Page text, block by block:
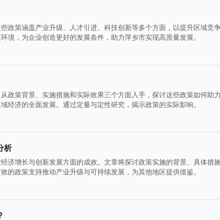
政策涵盖产业升级、人才引进、科技创新等多个方面，以提升区域竞
，为企业创造更好的发展条件，助力萍乡市实现高质量发展。
政策背景、实施措施和实际效果三个方面入手，探讨这些政策如何助
济的全面发展。通过定量与定性研究，揭示政策的实际影响。
析
济增长与创新发展方面的成效。文章将探讨政策实施的背景、具体措
政策支持推动产业升级与可持续发展，为其他地区提供借鉴。